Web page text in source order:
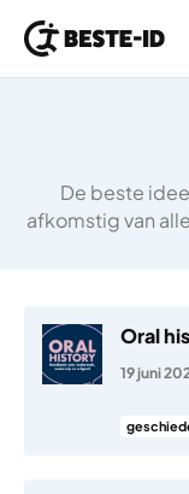
De beste
afkomstig van
Oral
19 juni